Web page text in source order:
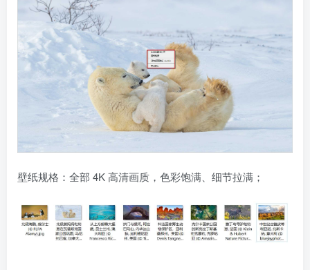
壁纸规格：全部 4K 高清画质，色彩饱满、细节拉满；